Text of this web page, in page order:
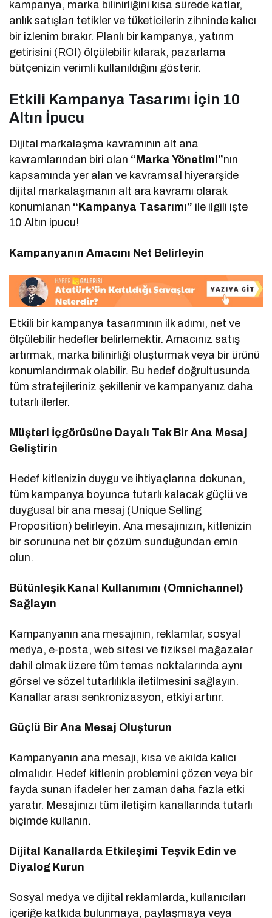
kampanya, marka bilinirliğini kısa sürede katlar,
anlık satışları tetikler ve tüketicilerin zihninde kalıcı
bir izlenim bırakır. Planlı bir kampanya, yatırım
getirisini (ROI) ölçülebilir kılarak, pazarlama
bütçenizin verimli kullanıldığını gösterir.
Etkili Kampanya Tasarımı İçin 10
Altın İpucu
Dijital markalaşma kavramının alt ana
kavramlarından biri olan “Marka Yönetimi”nın
kapsamında yer alan ve kavramsal hiyerarşide
dijital markalaşmanın alt ara kavramı olarak
konumlanan “Kampanya Tasarımı” ile ilgili işte
10 Altın ipucu!
Kampanyanın Amacını Net Belirleyin
Etkili bir kampanya tasarımının ilk adımı, net ve
ölçülebilir hedefler belirlemektir. Amacınız satış
artırmak, marka bilinirliği oluşturmak veya bir ürünü
konumlandırmak olabilir. Bu hedef doğrultusunda
tüm stratejileriniz şekillenir ve kampanyanız daha
tutarlı ilerler.
Müşteri İçgörüsüne Dayalı Tek Bir Ana Mesaj
Geliştirin
Hedef kitlenizin duygu ve ihtiyaçlarına dokunan,
tüm kampanya boyunca tutarlı kalacak güçlü ve
duygusal bir ana mesaj (Unique Selling
Proposition) belirleyin. Ana mesajınızın, kitlenizin
bir sorununa net bir çözüm sunduğundan emin
olun.
Bütünleşik Kanal Kullanımını (Omnichannel)
Sağlayın
Kampanyanın ana mesajının, reklamlar, sosyal
medya, e-posta, web sitesi ve fiziksel mağazalar
dahil olmak üzere tüm temas noktalarında aynı
görsel ve sözel tutarlılıkla iletilmesini sağlayın.
Kanallar arası senkronizasyon, etkiyi artırır.
Güçlü Bir Ana Mesaj Oluşturun
Kampanyanın ana mesajı, kısa ve akılda kalıcı
olmalıdır. Hedef kitlenin problemini çözen veya bir
fayda sunan ifadeler her zaman daha fazla etki
yaratır. Mesajınızı tüm iletişim kanallarında tutarlı
biçimde kullanın.
Dijital Kanallarda Etkileşimi Teşvik Edin ve
Diyalog Kurun
Sosyal medya ve dijital reklamlarda, kullanıcıları
içeriğe katkıda bulunmaya, paylaşmaya veya